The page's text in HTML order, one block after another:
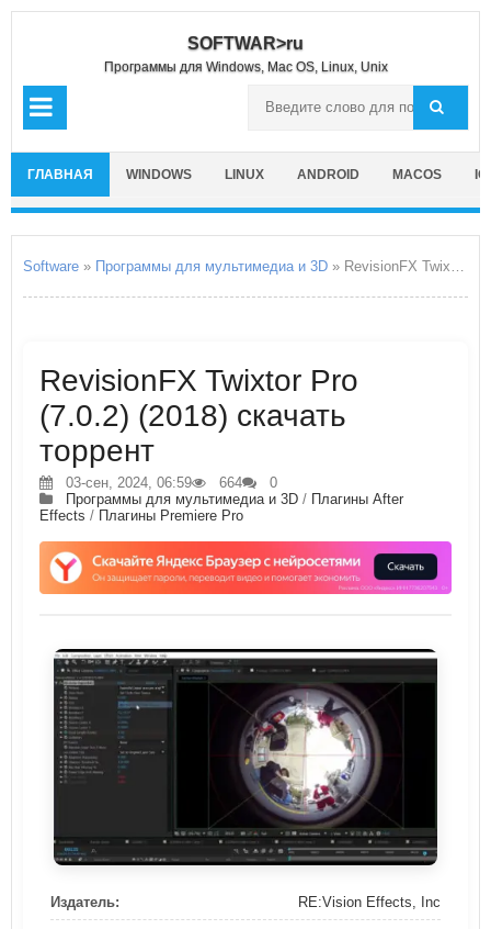
SOFTWAR>ru
Программы для Windows, Mac OS, Linux, Unix
ГЛАВНАЯ WINDOWS LINUX ANDROID MACOS
Software » Программы для мультимедиа и 3D » RevisionFX Twixtor Pro
RevisionFX Twixtor Pro
(7.0.2) (2018) скачать
торрент
03-сен, 2024, 06:59 664
0
Программы для мультимедиа и 3D / Плагины After
Effects / Плагины Premiere Pro
Издатель: RE:Vision Effects, Inc